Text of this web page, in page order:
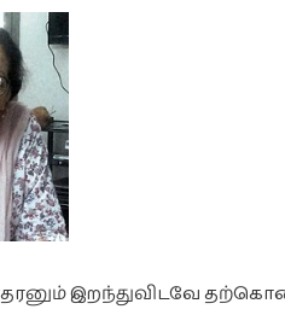
இறந்துவிடவே